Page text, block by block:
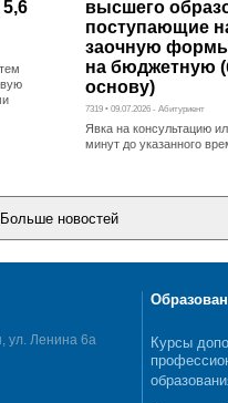
высшего
поступающие
заочную
на бюджетную
основу)
7319 • 09.07.2026 - Абитуриент
Явка на консультацию
минут до указанного
ул. Ленина 6а
Курсы